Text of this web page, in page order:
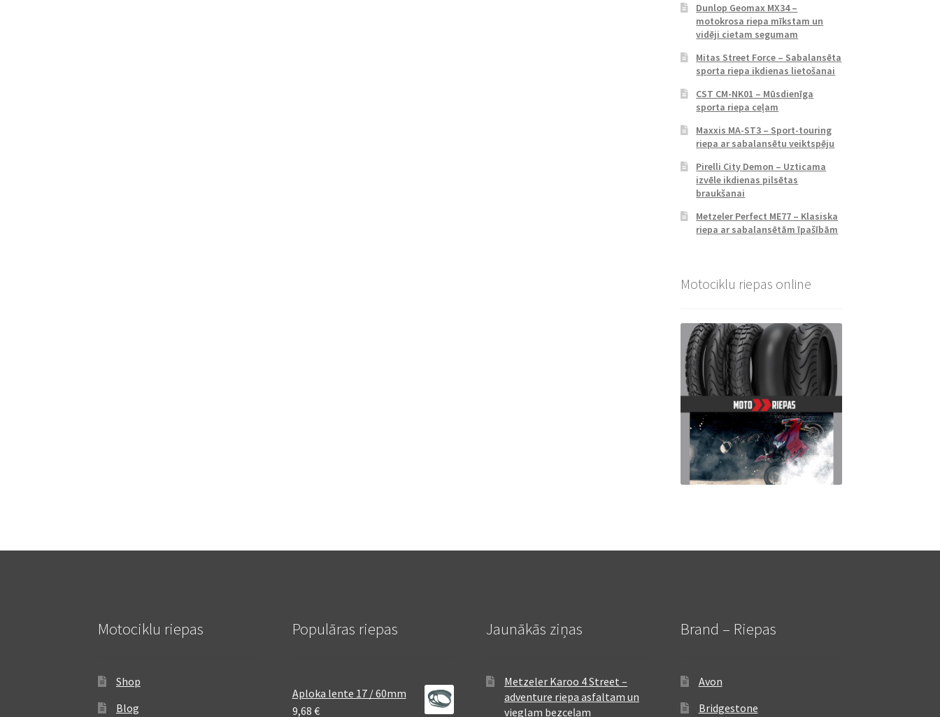
Dunlop Geomax MX34 –
motokrosa riepa mīkstam un
vidēji cietam segumam
Mitas Street Force – Sabalansēta
sporta riepa ikdienas lietošanai
CST CM-NK01 – Mūsdienīga
sporta riepa ceļam
Maxxis MA-ST3 – Sport-touring
riepa ar sabalansētu veiktspēju
Pirelli City Demon – Uzticama
izvēle ikdienas pilsētas
braukšanai
Metzeler Perfect ME77 – Klasiska
riepa ar sabalansētām īpašībām
Motociklu riepas online
Motociklu riepas
Shop
Blog
Populāras riepas
Aploka lente 17 / 60mm
9,68 €
Jaunākās ziņas
Metzeler Karoo 4 Street –
adventure riepa asfaltam un
vieglam bezceļam
Brand – Riepas
Avon
Bridgestone